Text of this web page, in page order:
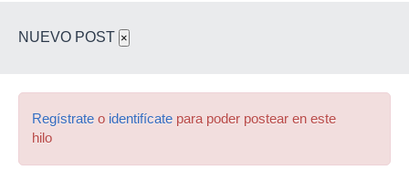
NUEVO POST ×
Regístrate o identifícate para poder postear en este
hilo